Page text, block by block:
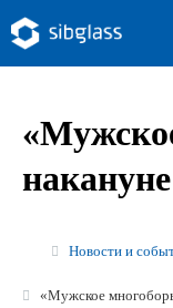
Управляющая
Sibglass Trade
Новости и
«Мужское